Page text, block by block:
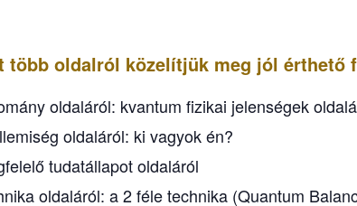
több oldalról közelítjük meg jól érthető
oldaláról: kvantum fizikai jelenségek
oldaláról: ki vagyok én?
tudatállapot oldaláról
oldaláról: a 2 féle technika (Quantum